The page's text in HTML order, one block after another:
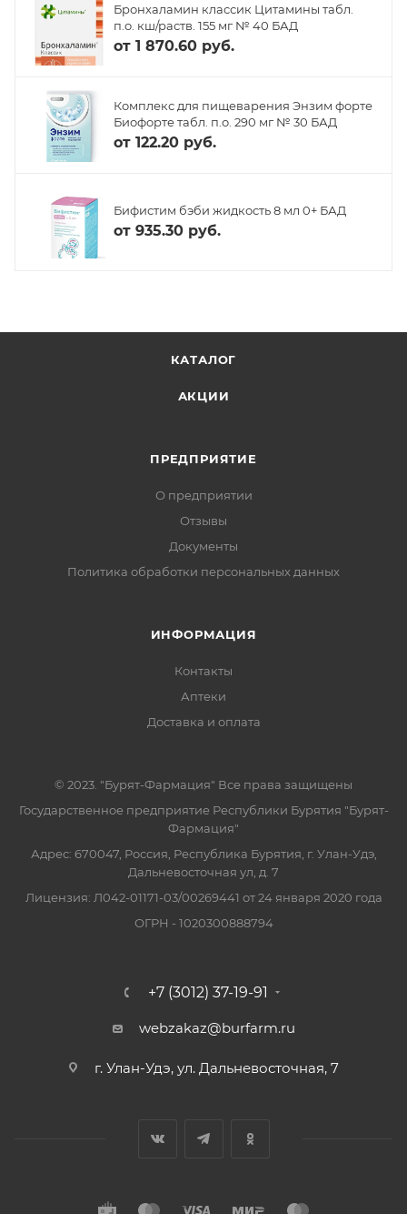
Бронхаламин классик Цитамины табл.
п.о. кш/раств. 155 мг № 40 БАД
от 1 870.60 руб.
Комплекс для пищеварения Энзим форте
Биофорте табл. п.о. 290 мг № 30 БАД
от 122.20 руб.
Бифистим бэби жидкость 8 мл 0+ БАД
от 935.30 руб.
КАТАЛОГ
АКЦИИ
ПРЕДПРИЯТИЕ
О предприятии
Отзывы
Документы
Политика обработки персональных данных
ИНФОРМАЦИЯ
Контакты
Аптеки
Доставка и оплата
© 2023. "Бурят-Фармация" Все права защищены
Государственное предприятие Республики Бурятия "Бурят-
Фармация"
Адрес: 670047, Россия, Республика Бурятия, г. Улан-Удэ,
Дальневосточная ул, д. 7
Лицензия: Л042-01171-03/00269441 от 24 января 2020 года
ОГРН - 1020300888794
+7 (3012) 37-19-91
webzakaz@burfarm.ru
г. Улан-Удэ, ул. Дальневосточная, 7